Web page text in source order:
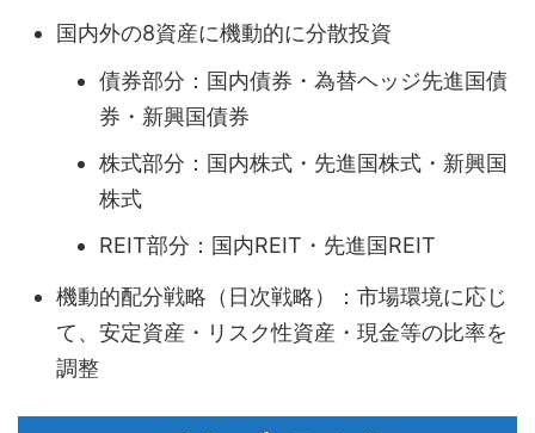
国内外の8資産に機動的に分散投資
債券部分：国内債券・為替ヘッジ先進国債
券・新興国債券
株式部分：国内株式・先進国株式・新興国
株式
REIT部分：国内REIT・先進国REIT
機動的配分戦略（日次戦略）：市場環境に応じ
て、安定資産・リスク性資産・現金等の比率を
調整